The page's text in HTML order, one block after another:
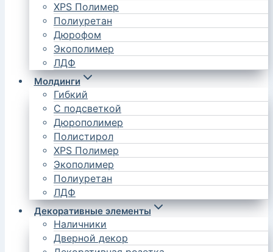
XPS Полимер
Полиуретан
Дюрофом
Экополимер
ЛДФ
Молдинги
Гибкий
С подсветкой
Дюрополимер
Полистирол
XPS Полимер
Экополимер
Полиуретан
ЛДФ
Декоративные элементы
Наличники
Дверной декор